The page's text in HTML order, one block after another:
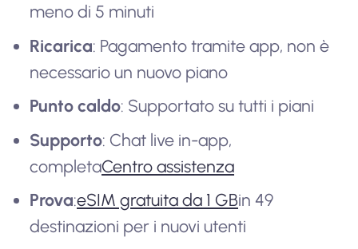
meno di 5 minuti
Ricarica: Pagamento tramite app, non è
necessario un nuovo piano
Punto caldo: Supportato su tutti i piani
Supporto: Chat live in-app,
completaCentro assistenza
Prova:eSIM gratuita da 1 GBin 49
destinazioni per i nuovi utenti